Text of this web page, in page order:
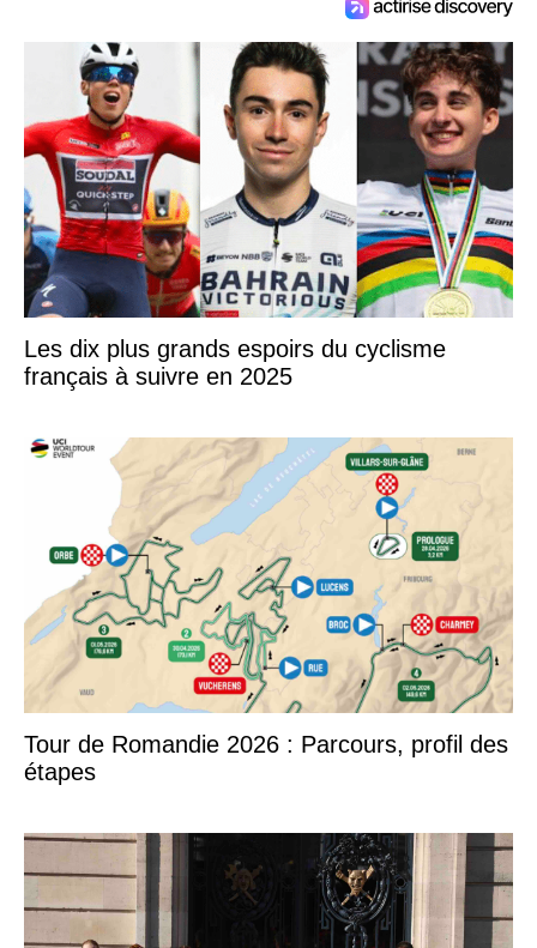
Les dix plus grands espoirs du cyclisme
français à suivre en 2025
Tour de Romandie 2026 : Parcours, profil des
étapes